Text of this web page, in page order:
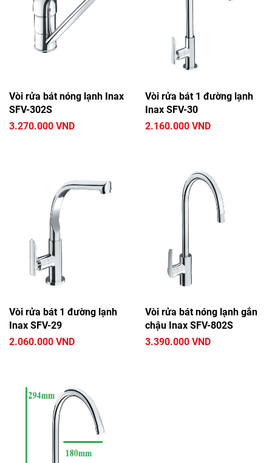
Vòi rửa bát nóng lạnh Inax
SFV-302S
3.270.000 VND
Vòi rửa bát 1 đường lạnh
Inax SFV-30
2.160.000 VND
Vòi rửa bát 1 đường lạnh
Inax SFV-29
2.060.000 VND
Vòi rửa bát nóng lạnh gắn
chậu Inax SFV-802S
3.390.000 VND